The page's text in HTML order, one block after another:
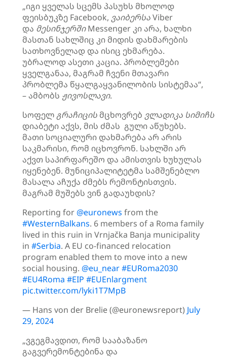
„იგი ყველას სცემს პასუხს მხოლოდ
ფეისბუკზე Facebook, ვაიბერსაViber
და მესინჯერშიMessenger კი არა, ხალხი
მასთან სახლშიც კი მიდის დახმარების
სათხოვნელად და ისიც ეხმარება.
უბრალოდ ასეთი კაცია. პრობლემები
ყველგანაა, მაგრამ ჩვენი მთავარი
პრობლემა წყალგაყვანილობის სისტემაა“,
– ამბობს ჟივოსლავი.
სოფელ გრაჩიცის მცხოვრებ ვლადიკა სიმიჩს
დიაბეტი აქვს, მის ძმას გული აწუხებს.
მათი სოციალური დახმარება არ არის
საკმარისი, რომ იცხოვრონ. სახლში არ
აქვთ საპირფარეშო და ამისთვის ხუხულას
იყენებენ. მუნიციპალიტეტმა სამშენებლო
მასალა აჩუქა ძმებს რემონტისთვის.
მაგრამ მუშებს ვინ გადაუხდის?
Reporting for @euronews from the
#WesternBalkans. 6 members of a Roma family
lived in this ruin in Vrnjačka Banja municipality
in #Serbia. A EU co-financed relocation
program enabled them to move into a new
social housing. @eu_near#EURoma2030
#EU4Roma #EIP #EUEnlargment
pic.twitter.com/lyki1T7MpB
— Hans von der Brelie (@euronewsreport) July
29, 2024
„ვგეგმავდით, რომ სააბაზანო
გაგვერემონტებინა და